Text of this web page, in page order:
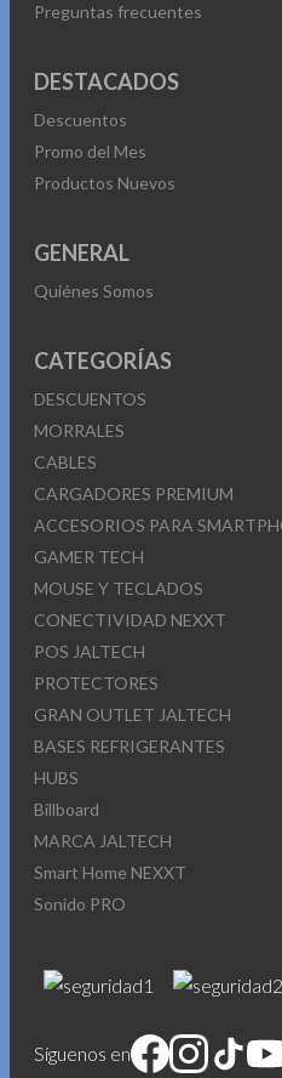
Preguntas frecuentes
DESTACADOS
Descuentos
Promo del Mes
Productos Nuevos
GENERAL
Quiénes Somos
CATEGORÍAS
DESCUENTOS
MORRALES
CABLES
CARGADORES PREMIUM
ACCESORIOS PARA
GAMER TECH
MOUSE Y TECLADOS
CONECTIVIDAD NEXXT
POS JALTECH
PROTECTORES
GRAN OUTLET JALTECH
BASES REFRIGERANTES
HUBS
Billboard
MARCA JALTECH
Smart Home NEXXT
Sonido PRO
Síguenos en